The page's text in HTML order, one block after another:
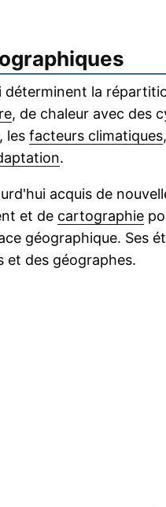
déterminent la
, de chaleur avec des
, les facteurs climatiques
.
acquis de
et de cartographie
géographique. Ses
et des géographes.